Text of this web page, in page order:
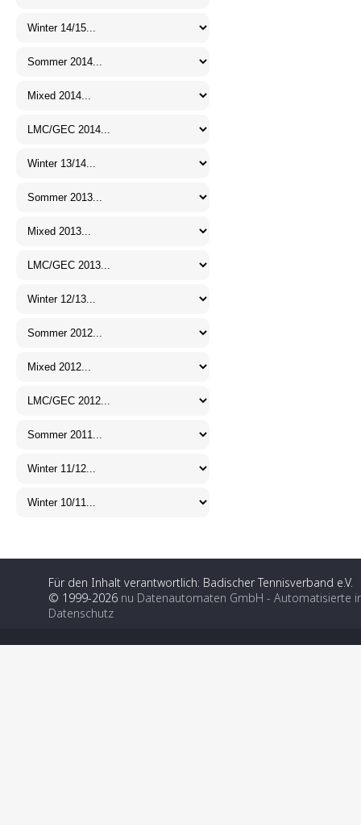
Für den Inhalt verantwortlich: Badischer Tennisverband e.V.
© 1999-2026 nu Datenautomaten GmbH - Automatisierte
Datenschutz